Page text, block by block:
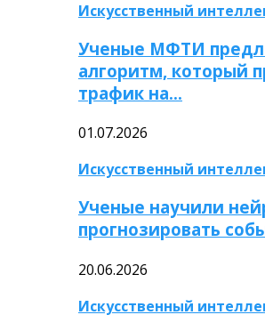
Искусственный
Ученые МФТИ
алгоритм, который
трафик на…
01.07.2026
Искусственный
Ученые научили
прогнозировать
20.06.2026
Искусственный